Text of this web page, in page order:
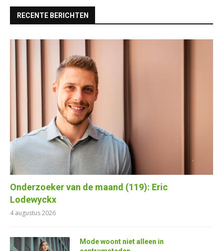
RECENTE BERICHTEN
Onderzoeker van de maand (119): Eric
Lodewyckx
4 augustus 2026
Mode woont niet alleen in